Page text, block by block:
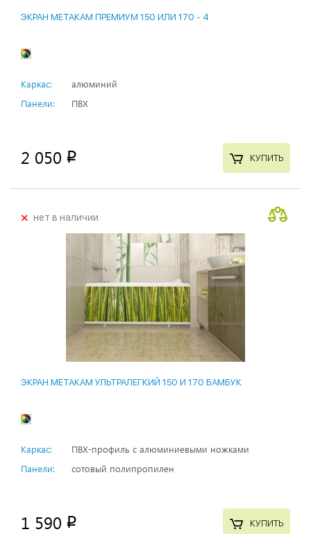
ЭКРАН МЕТАКАМ ПРЕМИУМ 150 ИЛИ 170 - 4
Каркас:
алюминий
Панели:
ПВХ
2 050 p КУПИТЬ
+нет в наличии
ЭКРАН МЕТАКАМ УЛЬТРАЛЕГКИЙ 150 И 170 БАМБУК
Каркас:
ПВХ-профиль с алюминиевыми ножками
Панели:
сотовый полипропилен
1 590 p КУПИТЬ